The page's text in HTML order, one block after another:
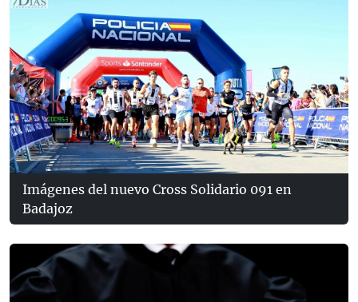
Imágenes del nuevo Cross Solidario 091 en
Badajoz